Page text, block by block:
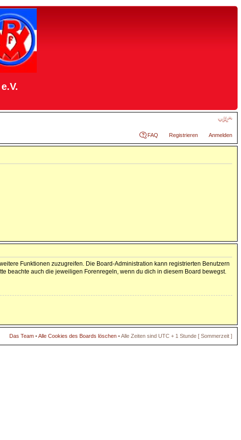
FAQ Registrieren Anmelden
Funktionen zuzugreifen. Die Board-Administration kann registrierten Benutzern
beachte auch die jeweiligen Forenregeln, wenn du dich in diesem Board bewegst.
Das Team •Alle Cookies des Boards löschen • Alle Zeiten sind UTC + 1 Stunde [ Sommerzeit ]